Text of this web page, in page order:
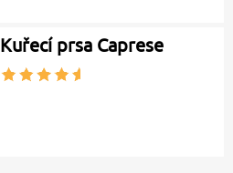
Kuřecí prsa Caprese